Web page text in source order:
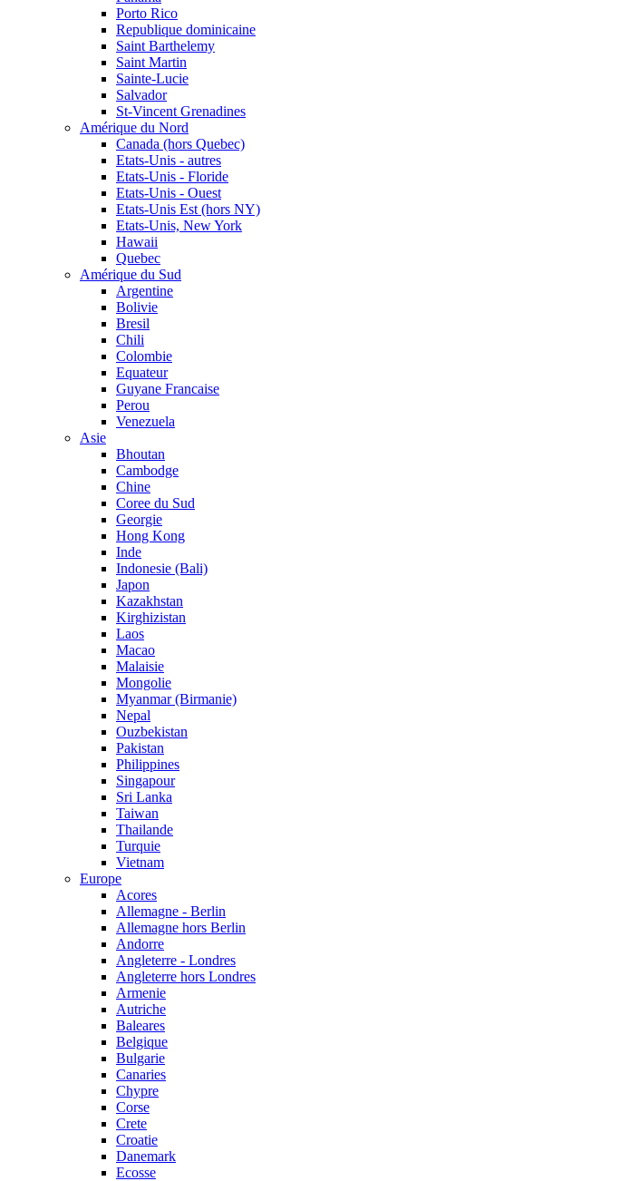
Porto Rico
Republique dominicaine
Saint Barthelemy
Saint Martin
Sainte-Lucie
Salvador
St-Vincent Grenadines
Amérique du Nord
Canada (hors Quebec)
Etats-Unis - autres
Etats-Unis - Floride
Etats-Unis - Ouest
Etats-Unis Est (hors NY)
Etats-Unis, New York
Hawaii
Quebec
Amérique du Sud
Argentine
Bolivie
Bresil
Chili
Colombie
Equateur
Guyane Francaise
Perou
Venezuela
Asie
Bhoutan
Cambodge
Chine
Coree du Sud
Georgie
Hong Kong
Inde
Indonesie (Bali)
Japon
Kazakhstan
Kirghizistan
Laos
Macao
Malaisie
Mongolie
Myanmar (Birmanie)
Nepal
Ouzbekistan
Pakistan
Philippines
Singapour
Sri Lanka
Taiwan
Thailande
Turquie
Vietnam
Europe
Acores
Allemagne - Berlin
Allemagne hors Berlin
Andorre
Angleterre - Londres
Angleterre hors Londres
Armenie
Autriche
Baleares
Belgique
Bulgarie
Canaries
Chypre
Corse
Crete
Croatie
Danemark
Ecosse